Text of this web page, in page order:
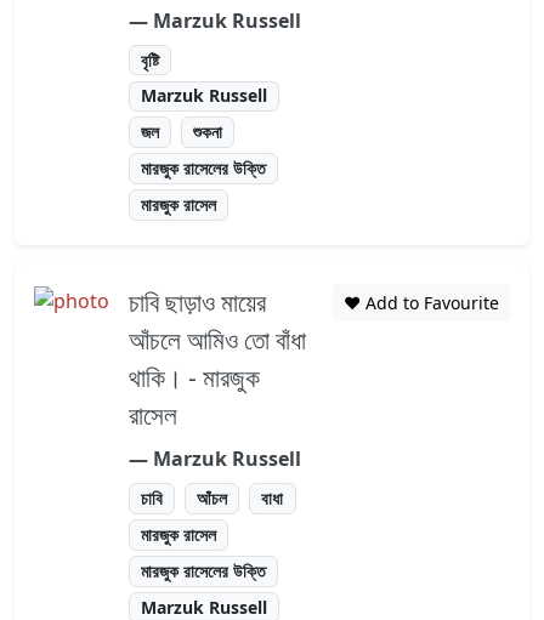
― Marzuk Russell
বৃষ্টি
Marzuk Russell
জল
শুকনা
মারজুক রাসেলের উক্তি
মারজুক রাসেল
চাবি ছাড়াও মায়ের
আঁচলে আমিও তো বাঁধা
থাকি। - মারজুক
রাসেল
― Marzuk Russell
চাবি আঁচল
বাধা
মারজুক রাসেল
মারজুক রাসেলের উক্তি
Marzuk Russell
❤️ Add to Favourite